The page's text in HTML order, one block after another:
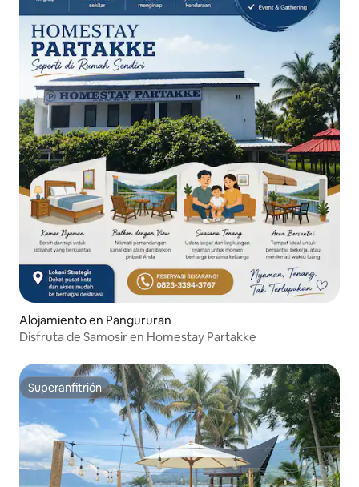
Alojamiento en Pangururan
Disfruta de Samosir en Homestay Partakke
Superanfitrión
Superanfitrión